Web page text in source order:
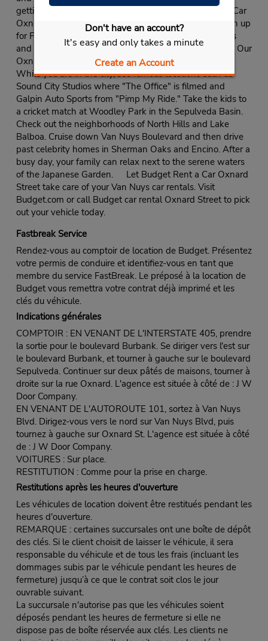
Don't have an account?
It's easy and only takes a minute
Create an Account
getting rental cars as easy as possible. Budget Rent a Car
Oxnard Street is a participating Fastbreak location. Sign up
for Fastbreak and you can save your rental preferences
and signature for the fastest, easiest rental experience. Our
Oxnard Street office also provides free pick-up service.
While you are in the city, see famous locations such as
Sound City Studios where "The Office" is filmed and
Galpin Auto Sports from "Pimp My Ride." Take the kids to
a cricket match at Woodley Park in the Sepulveda Basin.
Check out the neighborhoods of North Hills and Lake
Balboa. Cruise down Van Nuys Boulevard and then drive
past celebrity homes in Sherman Oaks and Encino. After a
busy day, your family can relax next to the serene waters
of the Japanese Garden. Let Budget Rent a Car Oxnard
Street take care of your Van Nuys car rentals. Visit
Budget.com or call Budget car rental Oxnard Street to pick
out your vehicle today.
Fastbreak Service
Rendez-vous au comptoir de location de Budget. Présentez
votre permis de conduire et identifiez-vous en tant que
membre du service FastBreak. Le préposé à la location de
Budget vous remettra votre contrat déjà imprimé et les
clés du véhicule.
Indications générales
COMPTOIR : EN VENANT DE L'INTERSTATE 405, prendre
la sortie pour le boulevard Burbank. Se diriger vers l'est sur
le boulevard Burbank, et tourner à gauche sur le boulevard
Sepulveda. Continuer sur deux pâtés de maisons, tourner à
droite sur la rue Oxnard. L'agence est située à côté de : J W
Door Company.
EN VENANT DE L'AUTOROUTE 101, sortez à Van Nuys
Blvd. Dirigez-vous vers le nord sur Van Nuys Blvd, puis
tournez à gauche sur Oxnard St. L'agence est située à côté
de : J W Door Company.
VOITURES : Sur place.
RESTITUTION : Comme pour la prise en charge.
Restitutions après les heures d'ouverture
Les véhicules de location doivent être restitués pendant les
heures d'ouverture.
REMARQUE : certaines succursales ont une boîte de dépôt
des clés. Si le client choisit de laisser le véhicule, il sera
responsable du véhicule et de tous les frais (incluant les
dommages subis par le véhicule pendant les heures de
fermeture) jusqu’à ce que le contrat soit clos le jour
ouvrable suivant.
La succursale n'autorise pas que les véhicules soient
déposés pendant les heures de fermeture si elle ne
dispose pas de boîte réservée aux clés. Les clients ne